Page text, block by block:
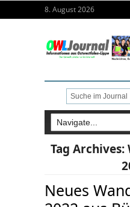
8. August 2026
Tag Archives:
Neues